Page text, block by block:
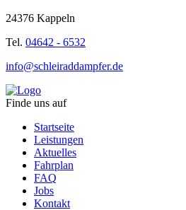
24376 Kappeln
Tel. 04642 - 6532
info@schleiraddampfer.de
Finde uns auf
Startseite
Leistungen
Aktuelles
Fahrplan
FAQ
Jobs
Kontakt